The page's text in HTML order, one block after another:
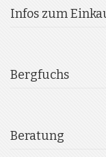
Infos zum
Bergfuchs
Beratung